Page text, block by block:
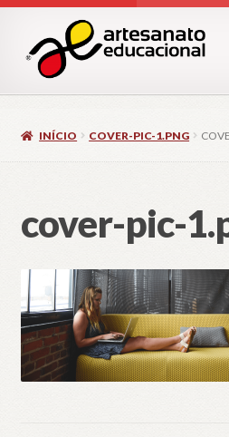
para
navegação
para
conteúdo
INÍCIO COVER-PIC-1.PNG
cover-pic-